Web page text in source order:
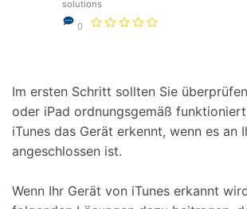
Suchen
solutions
0
Im ersten Schritt sollten Sie
oder iPad ordnungsgemäß
iTunes das Gerät erkennt, wenn es an
angeschlossen ist.
Wenn Ihr Gerät von iTunes erkannt